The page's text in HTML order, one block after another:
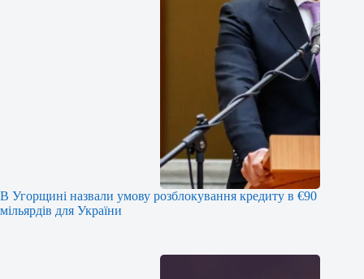
В Угорщині назвали умову розблокування кредиту в €90
мільярдів для України